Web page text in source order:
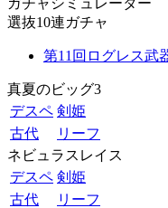
ガチャシミュレーター
選抜10連ガチャ
第11回ログレス武
真夏のビッグ3
デスペ 剣姫
古代
リーフ
ネビュラスレイス
デスペ 剣姫
古代
リーフ